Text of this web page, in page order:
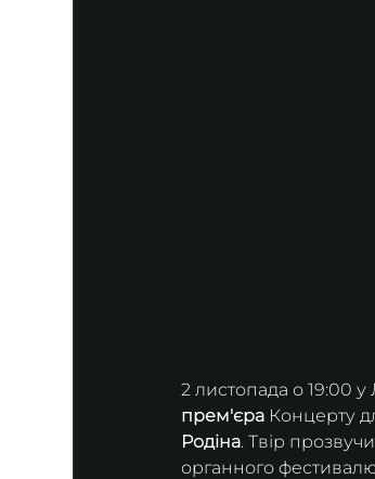
2 листопада о 19:00 у
прем'єра Концерту
Родіна. Твір
органного